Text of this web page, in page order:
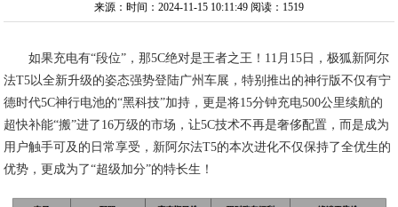
来源：时间：2024-11-15 10:11:49 阅读：1519
如果充电有“段位”，那5C绝对是王者之王！11月15日，极狐新阿尔
法T5以全新升级的姿态强势登陆广州车展，特别推出的神行版不仅有宁
德时代5C神行电池的“黑科技”加持，更是将15分钟充电500公里续航的
超快补能“搬”进了16万级的市场，让5C技术不再是奢侈配置，而是成为
用户触手可及的日常享受，新阿尔法T5的本次进化不仅保持了全优生的
优势，更成为了“超级加分”的特长生！